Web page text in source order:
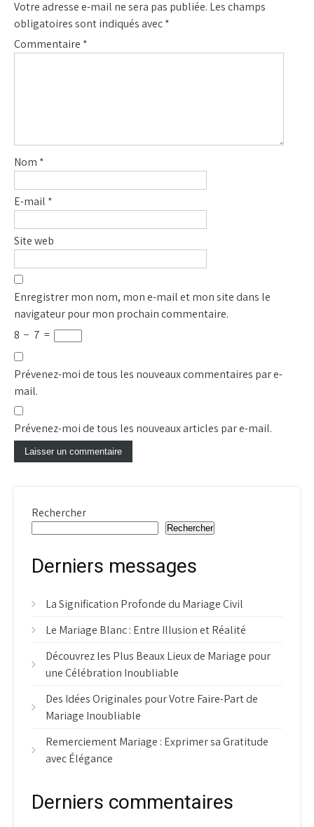
Votre adresse e-mail ne sera pas publiée. Les champs
obligatoires sont indiqués avec*
Commentaire *
Nom *
E-mail *
Site web
Enregistrer mon nom, mon e-mail et mon site dans le
navigateur pour mon prochain commentaire.
8 − 7 =
Prévenez-moi de tous les nouveaux commentaires par e-
mail.
Prévenez-moi de tous les nouveaux articles par e-mail.
Rechercher
Rechercher
Derniers messages
La Signification Profonde du Mariage Civil
Le Mariage Blanc : Entre Illusion et Réalité
Découvrez les Plus Beaux Lieux de Mariage pour
une Célébration Inoubliable
Des Idées Originales pour Votre Faire-Part de
Mariage Inoubliable
Remerciement Mariage : Exprimer sa Gratitude
avec Élégance
Derniers commentaires